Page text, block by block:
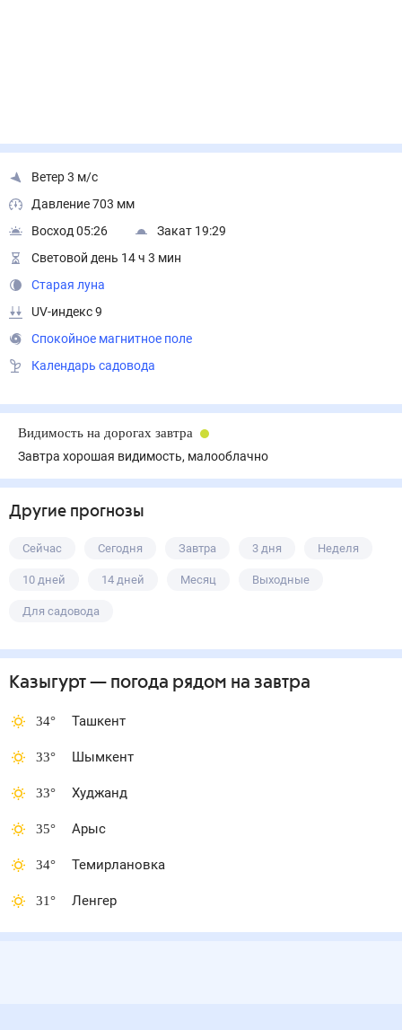
Ветер 3 м/с
Давление 703 мм
Восход 05:26
Закат 19:29
Световой день 14 ч 3 мин
Старая луна
UV-индекс 9
Спокойное магнитное поле
Календарь садовода
Видимость на дорогах завтра
Завтра хорошая видимость, малооблачно
Другие прогнозы
Сейчас Сегодня Завтра 3 дня Неделя
10 дней 14 дней Месяц Выходные
Для садовода
Казыгурт— погода рядом на завтра
34° Ташкент
33° Шымкент
33° Худжанд
35° Арыс
34° Темирлановка
31° Ленгер